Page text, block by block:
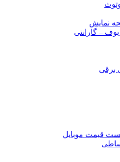
نمایش
– گارانتی
برقی
قیمت موبایل